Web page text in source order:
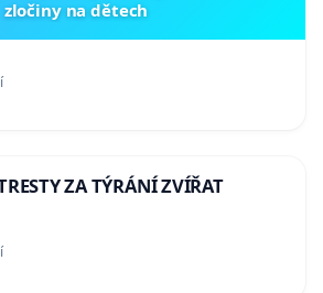
zločiny na dětech
ZA TÝRÁNÍ ZVÍŘAT